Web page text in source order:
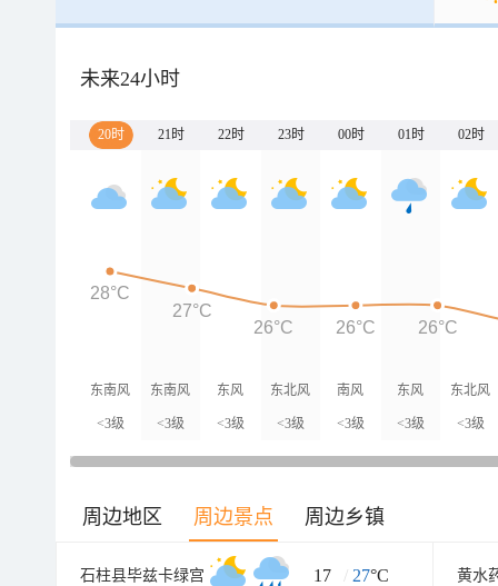
未来24小时
20时 21时 22时 23时 00时 01时 02时
东南风
<3级
东南风
<3级
东风
<3级
东北风
<3级
南风
<3级
东风
<3级
东北风
<3级
28°C
27°C
26°C
26°C 26°C
周边地区 周边景点 周边乡镇
石柱县毕兹卡绿宫 17 / 27°C 黄水